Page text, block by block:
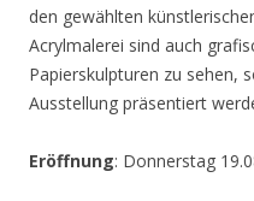
den gewählten
Acrylmalerei sind auch
Papierskulpturen zu sehen,
Ausstellung präsentiert
Eröffnung: Donnerstag